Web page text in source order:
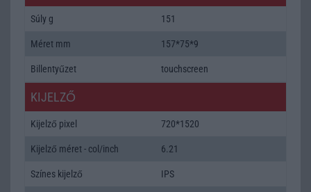
Súly g 151
Méret mm 157*75*9
Billentyűzet touchscreen
KIJELZŐ
Kijelző pixel 720*1520
Kijelző méret - col/inch 6.21
Színes kijelző IPS